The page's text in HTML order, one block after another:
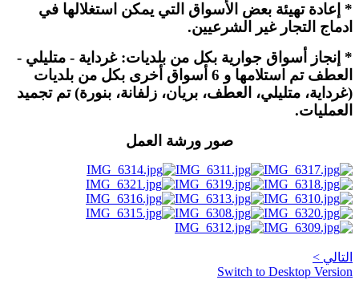
* إعادة تهيئة بعض الأسواق التي يمكن استغلالها في
ادماج التجار غير الشرعيين.
* إنجاز أسواق جوارية بكل من بلديات: غرداية - متليلي -
العطف تم استلامها و 6 أسواق أخرى بكل من بلديات
(غرداية، متليلي، العطف، بريان، زلفانة، بنورة) تم تجميد
العمليات.
صور ورشة العمل
&Kekeljevic
التالي >
Switch to Desktop Version